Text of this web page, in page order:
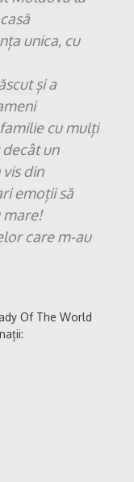
unica, cu
și a
cu mulți
un
din
emoții să
mare!
care m-au
Of The World